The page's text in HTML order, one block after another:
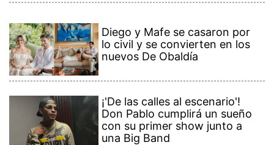
Diego y Mafe se casaron por
lo civil y se convierten en los
nuevos De Obaldía
¡'De las calles al escenario'!
Don Pablo cumplirá un sueño
con su primer show junto a
una Big Band